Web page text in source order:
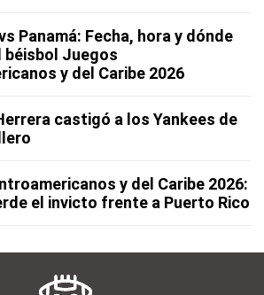
Panamá: Fecha, hora y dónde
béisbol Juegos
y del Caribe 2026
castigó a los Yankees de
y del Caribe 2026:
el invicto frente a Puerto Rico